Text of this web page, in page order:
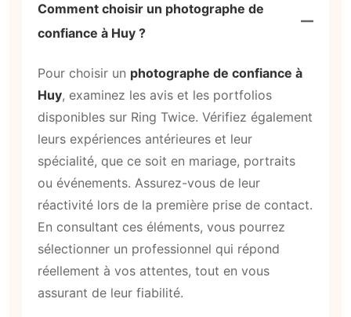
Comment choisir un photographe de
confiance à Huy ?
Pour choisir un photographe de confiance à
Huy, examinez les avis et les portfolios
disponibles sur Ring Twice. Vérifiez également
leurs expériences antérieures et leur
spécialité, que ce soit en mariage, portraits
ou événements. Assurez-vous de leur
réactivité lors de la première prise de contact.
En consultant ces éléments, vous pourrez
sélectionner un professionnel qui répond
réellement à vos attentes, tout en vous
assurant de leur fiabilité.